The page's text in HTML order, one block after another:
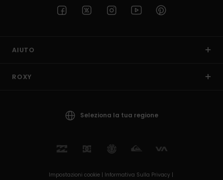
AIUTO
ROXY
Seleziona la tua regione
Impostazioni cookie | Informativa Sulla Privacy |